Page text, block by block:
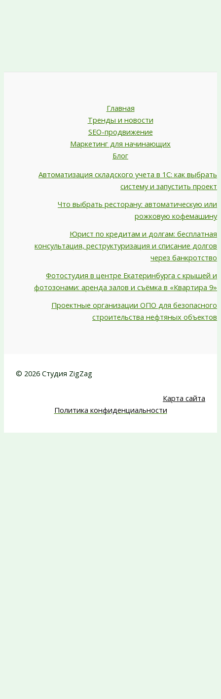
Главная
Тренды и новости
SEO-продвижение
Маркетинг для начинающих
Блог
Автоматизация складского учета в 1С: как выбрать
систему и запустить проект
Что выбрать ресторану: автоматическую или
рожковую кофемашину
Юрист по кредитам и долгам: бесплатная
консультация, реструктуризация и списание долгов
через банкротство
Фотостудия в центре Екатеринбурга с крышей и
фотозонами: аренда залов и съёмка в «Квартира 9»
Проектные организации ОПО для безопасного
строительства нефтяных объектов
© 2026 Студия ZigZag
Карта сайта
Политика конфиденциальности